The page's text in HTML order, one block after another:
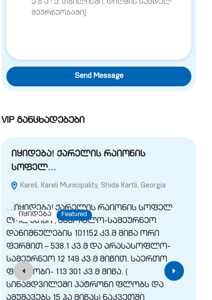
Send Message
VIP განცხადებები
იყიდება! ქარელის რაიონის
სოფელ…
Kareli, Kareli Municipality, Shida Kartli, Georgia
იყიდება Featured